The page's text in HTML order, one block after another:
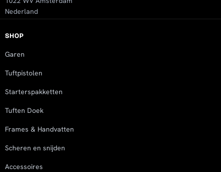
SHOP
Garen
Tuftpistolen
Starterspakketten
Tuften Doek
Frames & Handvatten
Scheren en snijden
Accessoires
Nederland